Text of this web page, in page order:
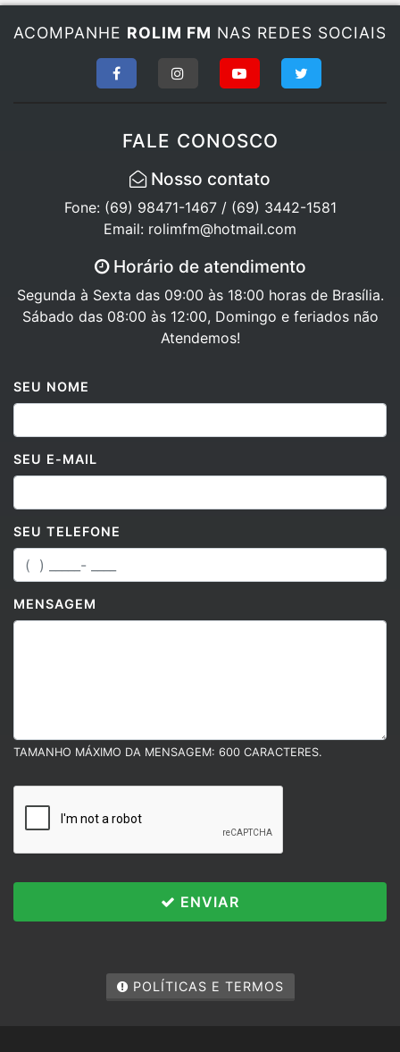
ACOMPANHE ROLIM FM NAS REDES SOCIAIS
FALE CONOSCO
Nosso contato
Fone: (69) 98471-1467 / (69) 3442-1581
Email: rolimfm@hotmail.com
Horário de atendimento
Segunda à Sexta das 09:00 às 18:00 horas de Brasília.
Sábado das 08:00 às 12:00, Domingo e feriados não
Atendemos!
SEU NOME
SEU E-MAIL
SEU TELEFONE
MENSAGEM
TAMANHO MÁXIMO DA MENSAGEM: 600 CARACTERES.
ENVIAR
POLÍTICAS E TERMOS
Políticas e Termos
PARA MAIS INFORMAÇÕES,CLIQUE AQUI